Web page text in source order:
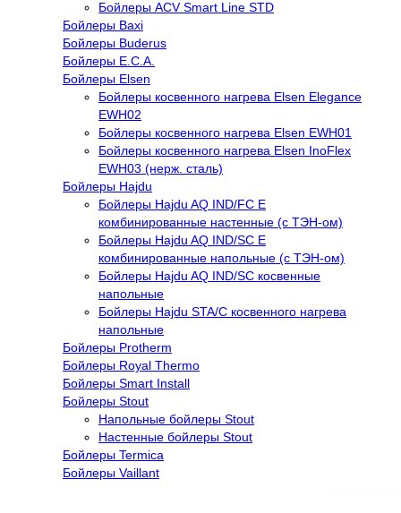
Бойлеры ACV Smart Line STD
Бойлеры Baxi
Бойлеры Buderus
Бойлеры E.C.A.
Бойлеры Elsen
Бойлеры косвенного нагрева Elsen Elegance
EWH02
Бойлеры косвенного нагрева Elsen EWH01
Бойлеры косвенного нагрева Elsen InoFlex
EWH03 (нерж. сталь)
Бойлеры Hajdu
Бойлеры Hajdu AQ IND/FC E
комбинированные настенные (с ТЭН-ом)
Бойлеры Hajdu AQ IND/SC E
комбинированные напольные (с ТЭН-ом)
Бойлеры Hajdu AQ IND/SC косвенные
напольные
Бойлеры Hajdu STA/C косвенного нагрева
напольные
Бойлеры Protherm
Бойлеры Royal Thermo
Бойлеры Smart Install
Бойлеры Stout
Напольные бойлеры Stout
Настенные бойлеры Stout
Бойлеры Termica
Бойлеры Vaillant